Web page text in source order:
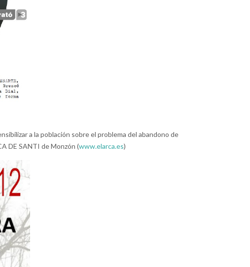
a la población sobre el problema del abandono de
DE SANTI de Monzón (www.elarca.es)